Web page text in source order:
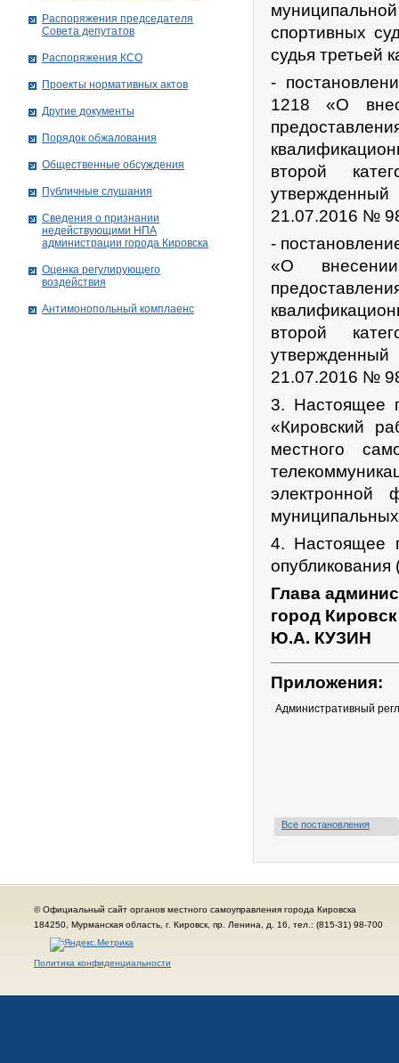
спортивных
судья третьей
-
1218 «О
второй
утвержденный
21.07.2016 №
-
«О
второй
утвержденный
21.07.2016 №
3. Настоящее
«Кировский
местного
электронной
4. Настоящее
опубликования
Глава
город
Ю.А. КУЗИН
Приложения:
Административный
Все постановления
Распоряжения председателя
Совета депутатов
Распоряжения КСО
Проекты нормативных актов
Другие документы
Порядок обжалования
Общественные обсуждения
Публичные слушания
Сведения о признании
недействующими НПА
администрации города Кировскa
Оценка регулирующего
воздействия
Антимонопольный комплаенс
© Официальный сайт органов местного самоуправления города Кировска
184250, Мурманская область, г. Кировск, пр. Ленина, д. 16, тел.: (815-31) 98-700
Политика конфиденциальности